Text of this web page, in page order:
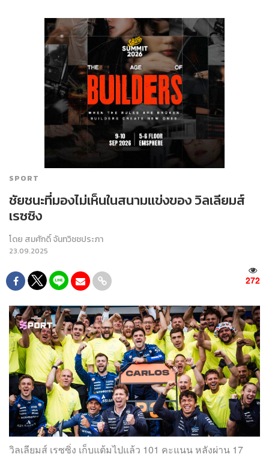
SPORT
ชัยชนะที่มองไม่เห็นในสนามแข่งของ วิลเลียมส์
เรซซิง
โดย สมศักดิ์ จันทวิชชประภา
23.09.2025
272
วิลเลียมส์ เรซซิ่ง เก็บแต้มไปแล้ว 101 คะแนน หลังผ่าน 17